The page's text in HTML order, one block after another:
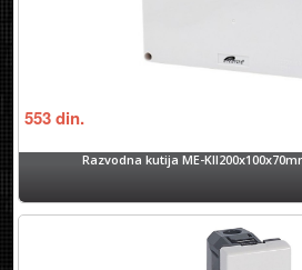
553din.
Razvodna kutija ME-